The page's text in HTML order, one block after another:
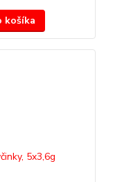
košíka